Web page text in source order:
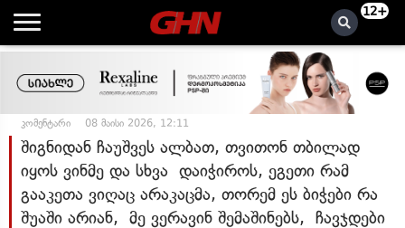
12+
კომენტარი 08 მაისი 2026, 12:11
შიგნიდან ჩაუშვეს ალბათ, თვითონ თბილად
იყოს ვინმე და სხვა დაიჭიროს, ეგეთი რამ
გააკეთა ვიღაც არაკაცმა, თორემ ეს ბიჭები რა
შუაში არიან, მე ვერავინ შემაშინებს, ჩავჯდები